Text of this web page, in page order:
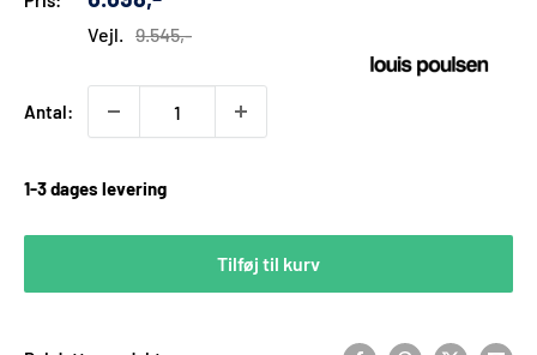
Vejl. 9.545,-
Antal:
1-3 dages levering
Tilføj til kurv